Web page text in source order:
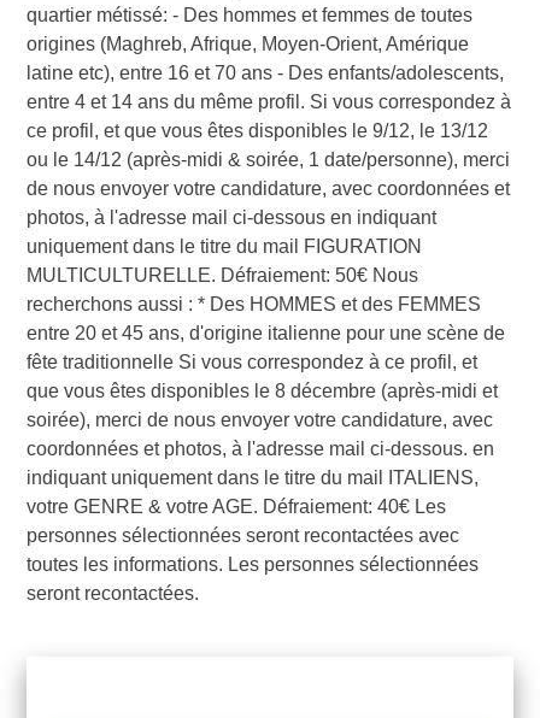
quartier métissé: - Des hommes et femmes de toutes
origines (Maghreb, Afrique, Moyen-Orient, Amérique
latine etc), entre 16 et 70 ans - Des enfants/adolescents,
entre 4 et 14 ans du même profil. Si vous correspondez à
ce profil, et que vous êtes disponibles le 9/12, le 13/12
ou le 14/12 (après-midi & soirée, 1 date/personne), merci
de nous envoyer votre candidature, avec coordonnées et
photos, à l'adresse mail ci-dessous en indiquant
uniquement dans le titre du mail FIGURATION
MULTICULTURELLE. Défraiement: 50€ Nous
recherchons aussi : * Des HOMMES et des FEMMES
entre 20 et 45 ans, d'origine italienne pour une scène de
fête traditionnelle Si vous correspondez à ce profil, et
que vous êtes disponibles le 8 décembre (après-midi et
soirée), merci de nous envoyer votre candidature, avec
coordonnées et photos, à l'adresse mail ci-dessous. en
indiquant uniquement dans le titre du mail ITALIENS,
votre GENRE & votre AGE. Défraiement: 40€ Les
personnes sélectionnées seront recontactées avec
toutes les informations. Les personnes sélectionnées
seront recontactées.